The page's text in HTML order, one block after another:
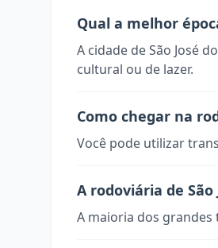
Qual a melhor
A cidade de São José
cultural ou de lazer.
Como chegar na
Você pode utilizar
A rodoviária de São
A maioria dos